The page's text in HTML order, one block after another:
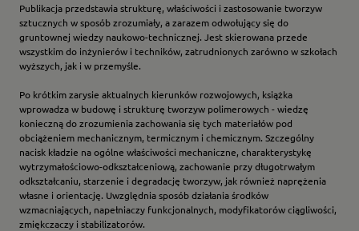
Publikacja przedstawia strukturę, właściwości i zastosowanie tworzyw
sztucznych w sposób zrozumiały, a zarazem odwołujący się do
gruntownej wiedzy naukowo-technicznej. Jest skierowana przede
wszystkim do inżynierów i techników, zatrudnionych zarówno w szkołach
wyższych, jak i w przemyśle.
Po krótkim zarysie aktualnych kierunków rozwojowych, książka
wprowadza w budowę i strukturę tworzyw polimerowych - wiedzę
konieczną do zrozumienia zachowania się tych materiałów pod
obciążeniem mechanicznym, termicznym i chemicznym. Szczególny
nacisk kładzie na ogólne właściwości mechaniczne, charakterystykę
wytrzymałościowo-odkształceniową, zachowanie przy długotrwałym
odkształcaniu, starzenie i degradację tworzyw, jak również naprężenia
własne i orientację. Uwzględnia sposób działania środków
wzmacniających, napełniaczy funkcjonalnych, modyfikatorów ciągliwości,
zmiękczaczy i stabilizatorów.